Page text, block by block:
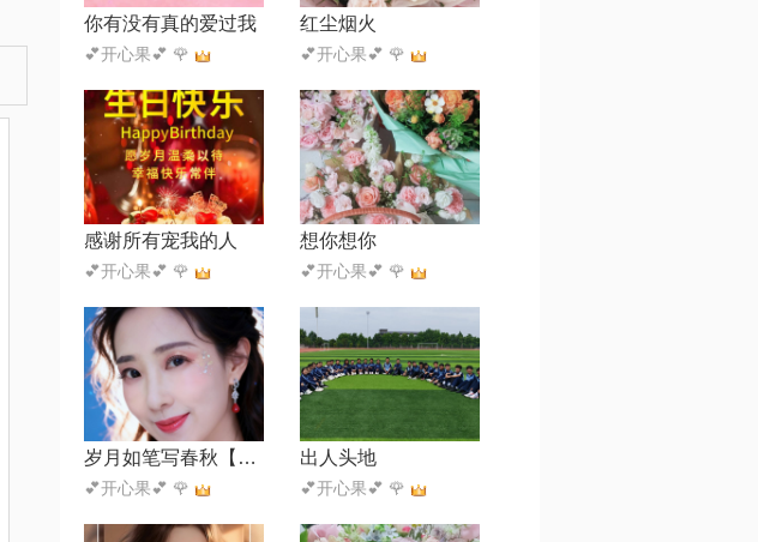
你有没有真的爱过我
💕开心果💕 🌹
红尘烟火
💕开心果💕 🌹
感谢所有宠我的人
💕开心果💕 🌹
想你想你
💕开心果💕 🌹
岁月如笔写春秋【DJ默涵版】
💕开心果💕 🌹
出人头地
💕开心果💕 🌹